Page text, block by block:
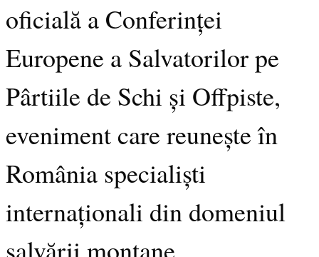
oficială a Conferinței
Europene a Salvatorilor pe
Pârtiile de Schi și Offpiste,
eveniment care reunește în
România specialiști
internaționali din domeniul
salvării montane.